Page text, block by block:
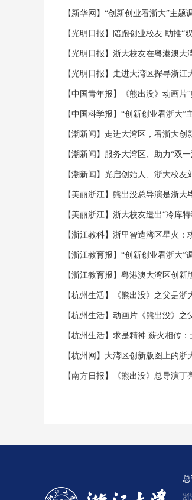
【新华网】“创新创业看浙大”主
【光明日报】陪跑创业校友 助推“
【光明日报】浙大校友在粤港澳大
【光明日报】走进大湾区探寻浙
【中国青年报】《熊出没》动画片
【中国科学报】“创新创业看浙大”
【潮新闻】走进大湾区，看浙大
【美丽浙江】熊出没总导演是浙大
【美丽浙江】浙大校友造出“冷库
【浙江教科】浙里智造湾区星火：
【浙江教育报】“创新创业看浙大”
【浙江教育报】粤港澳大湾区创新
【杭州生活】《熊出没》之父是
【杭州生活】动画片《熊出没》之
【杭州生活】求是精神 薪火相传
【杭州网】大湾区创新版图上的
【南方日报】《熊出没》总导演
总
浙